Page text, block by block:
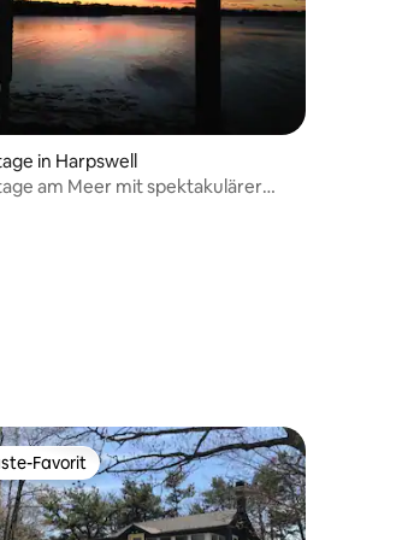
4,82 von 5, 68 Bewertungen
in Harpswell
am Meer mit spektakulärer
Favorit
Favorit